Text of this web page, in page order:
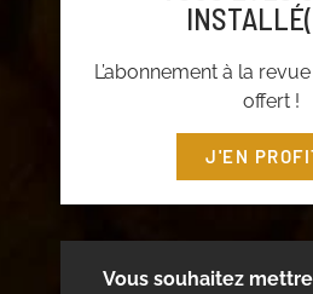
L’abonnement à la
offert !
J'EN
Vous souhaitez